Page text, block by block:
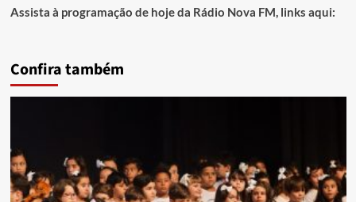
Assista à programação de hoje da Rádio Nova FM, links aqui:
Confira também